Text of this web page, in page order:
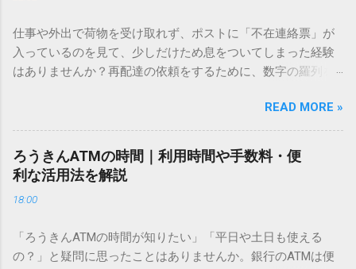
必要はありません。 1. なぜ「変換」しても旧字・外字が出て
こないのか？ そもそも、なぜ普通の変換で出てこない漢字が
あるのでしょうか。その理由は、パソコンが文字を認識する
は、JIS規格（日本産業規格）によって「第1水準」「第2水
準」といった形で整理されています。しかし、人名や地名に
使われる非常に古い漢字（旧字）や、特定の組織だけで作ら
れた「外字」は、この一般的な変換リストに含まれていない
ン上のすべての文字には、いわば「住所」のような番号が割
り振られています。変換候補に出ない文字でも、この住所
仕事や外出で荷物を受け取れず、ポストに「不在連絡票」が
入っているのを見て、少しだけため息をついてしまった経験
はありませんか？再配達の依頼をするために、数字の羅列を
ことに申し訳なさを感じたりすることもあるかもしれませ
ん。 「もっとスムーズに、自分のタイミングで受け取りた
い」 「わざわざ電話をかけずに、スマホ一つで完結させた
い」 そんな願いを叶えてくれるのが、佐川急便の会員制サー
ビス「スマートクラブ」と、LINEや公式アプリの連携です。
これらを活用するだけで、再配達のストレスは驚くほど軽く
受け取り術と、連携による具体的なメリットを徹底解説しま
す。 佐川急便の再配達が劇的に変わる「スマートクラブ」と
READ MORE »
ろうきんATMの時間｜利用時間や手数料・便
利な活用法を解説
18:00
「ろうきんATMの時間が知りたい」「平日や土日も使える
の？」と疑問に思ったことはありませんか。銀行のATMは便